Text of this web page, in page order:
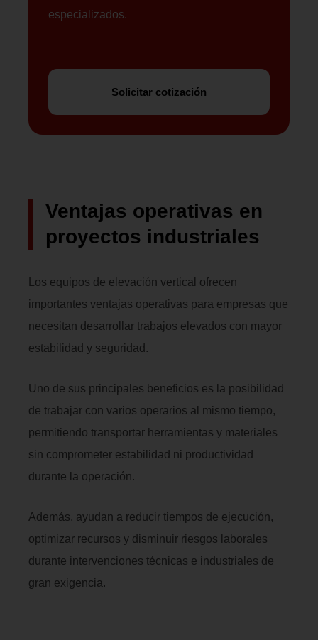
especializados.
Solicitar cotización
Ventajas operativas en
proyectos industriales
Los equipos de elevación vertical ofrecen
importantes ventajas operativas para empresas que
necesitan desarrollar trabajos elevados con mayor
estabilidad y seguridad.
Uno de sus principales beneficios es la posibilidad
de trabajar con varios operarios al mismo tiempo,
permitiendo transportar herramientas y materiales
sin comprometer estabilidad ni productividad
durante la operación.
Además, ayudan a reducir tiempos de ejecución,
optimizar recursos y disminuir riesgos laborales
durante intervenciones técnicas e industriales de
gran exigencia.